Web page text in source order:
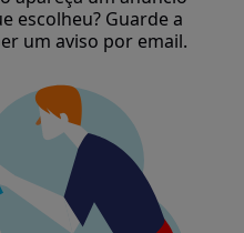
escolheu? Guarde a
um aviso por email.